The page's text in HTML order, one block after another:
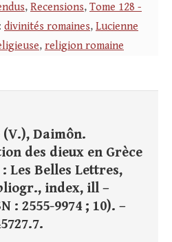
, Recensions, Tome 128 -
divinités romaines, Lucienne
, religion romaine
Daimôn.
des dieux en Grèce
Les Belles Lettres,
index, ill –
: 2555-9974 ; 10). –